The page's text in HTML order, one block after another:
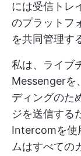
には受信トレ
のプラットフ
を共同管理す
私は、ライブ
Messengerを
ディングのた
ジを送信する
Intercomを使
ムはすべての